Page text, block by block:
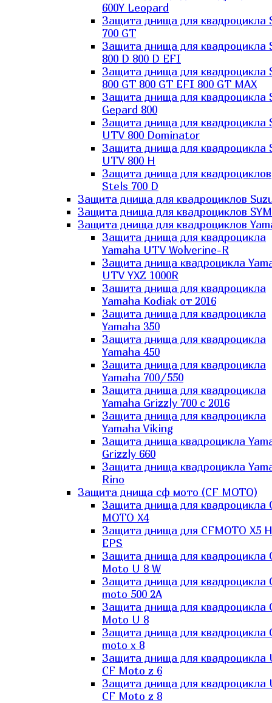
600Y Leopard
Защита днища для квадроцикла
700 GT
Защита днища для квадроцикла
800 D 800 D EFI
Защита днища для квадроцикла
800 GT 800 GT EFI 800 GT MAX
Защита днища для квадроцикла
Gepard 800
Защита днища для квадроцикла
UTV 800 Dominator
Защита днища для квадроцикла
UTV 800 H
Защита днища для квадроциклов
Stels 700 D
Защита днища для квадроциклов
Защита днища для квадроциклов SYM
Защита днища для квадроциклов
Защита днища для квадроцикла
Yamaha UTV Wolverine-R
Защита днища квадроцикла
UTV YXZ 1000R
Зашита днища для квадроцикла
Yamaha Kodiak от 2016
Защита днища для квадроцикла
Yamaha 350
Защита днища для квадроцикла
Yamaha 450
Защита днища для квадроцикла
Yamaha 700/550
Защита днища для квадроцикла
Yamaha Grizzly 700 с 2016
Защита днища для квадроцикла
Yamaha Viking
Защита днища квадроцикла
Grizzly 660
Защита днища квадроцикла
Rino
Защита днища сф мото (CF MOTO)
Защита днища для квадроцикла
MOTO X4
Защита днища для CFMOTO X5
EPS
Защита днища для квадроцикла
Moto U 8 W
Защита днища для квадроцикла
moto 500 2A
Защита днища для квадроцикла
Moto U 8
Защита днища для квадроцикла
moto x 8
Защита днища для квадроцикла
CF Moto z 6
Защита днища для квадроцикла
CF Moto z 8